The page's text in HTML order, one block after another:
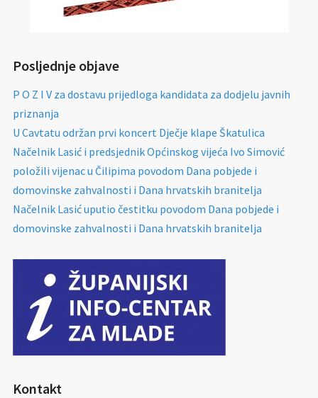
Posljednje objave
P O Z I V za dostavu prijedloga kandidata za dodjelu javnih
priznanja
U Cavtatu održan prvi koncert Dječje klape Škatulica
Načelnik Lasić i predsjednik Općinskog vijeća Ivo Simović
položili vijenac u Čilipima povodom Dana pobjede i
domovinske zahvalnosti i Dana hrvatskih branitelja
Načelnik Lasić uputio čestitku povodom Dana pobjede i
domovinske zahvalnosti i Dana hrvatskih branitelja
Kontakt